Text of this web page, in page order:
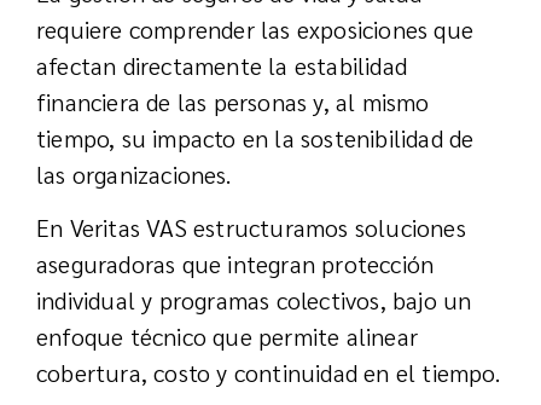
requiere comprender las exposiciones que
afectan directamente la estabilidad
financiera de las personas y, al mismo
tiempo, su impacto en la sostenibilidad de
las organizaciones.
En Veritas VAS estructuramos soluciones
aseguradoras que integran protección
individual y programas colectivos, bajo un
enfoque técnico que permite alinear
cobertura, costo y continuidad en el tiempo.